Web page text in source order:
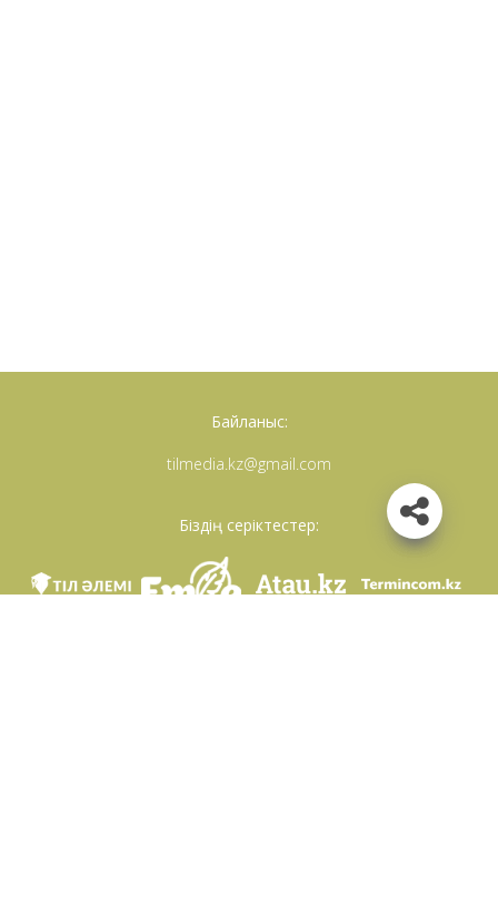
Байланыс:
tilmedia.kz@gmail.com
Біздің серіктестер: